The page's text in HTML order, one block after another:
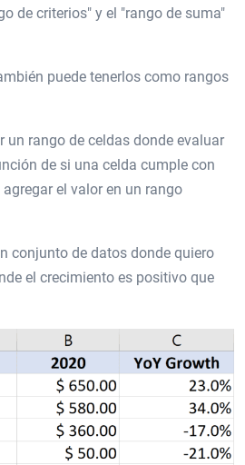
de criterios" y el "rango de suma"
puede tenerlos como rangos
un rango de celdas donde evaluar
de si una celda cumple con
el valor en un rango
conjunto de datos donde quiero
el crecimiento es positivo que